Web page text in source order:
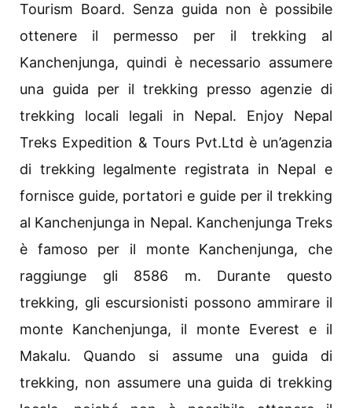
Tourism Board. Senza guida non è possibile
ottenere il permesso per il trekking al
Kanchenjunga, quindi è necessario assumere
una guida per il trekking presso agenzie di
trekking locali legali in Nepal. Enjoy Nepal
Treks Expedition & Tours Pvt.Ltd è un’agenzia
di trekking legalmente registrata in Nepal e
fornisce guide, portatori e guide per il trekking
al Kanchenjunga in Nepal. Kanchenjunga Treks
è famoso per il monte Kanchenjunga, che
raggiunge gli 8586 m. Durante questo
trekking, gli escursionisti possono ammirare il
monte Kanchenjunga, il monte Everest e il
Makalu. Quando si assume una guida di
trekking, non assumere una guida di trekking